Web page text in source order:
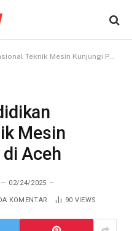
Mesin Kunjungi PT KAI di Aceh
Mesin
Aceh
02/24/2025
KOMENTAR 90 VIEWS